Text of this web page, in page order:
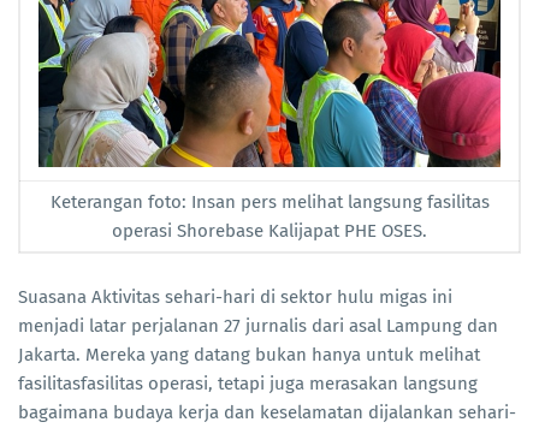
Keterangan foto: Insan pers melihat langsung fasilitas
operasi Shorebase Kalijapat PHE OSES.
Suasana Aktivitas sehari-hari di sektor hulu migas ini
menjadi latar perjalanan 27 jurnalis dari asal Lampung dan
Jakarta. Mereka yang datang bukan hanya untuk melihat
fasilitasfasilitas operasi, tetapi juga merasakan langsung
bagaimana budaya kerja dan keselamatan dijalankan sehari-